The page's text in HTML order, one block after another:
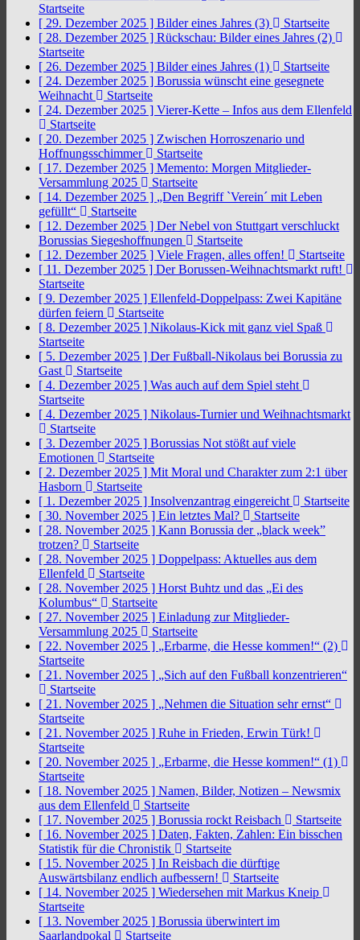
Startseite
[ 29. Dezember 2025 ] Bilder eines Jahres (3)
Startseite
[ 28. Dezember 2025 ] Rückschau: Bilder eines Jahres (2)
Startseite
[ 26. Dezember 2025 ] Bilder eines Jahres (1)
Startseite
[ 24. Dezember 2025 ] Borussia wünscht eine gesegnete
Weihnacht
Startseite
[ 24. Dezember 2025 ] Vierer-Kette – Infos aus dem Ellenfeld
Startseite
[ 20. Dezember 2025 ] Zwischen Horroszenario und
Hoffnungsschimmer
Startseite
[ 17. Dezember 2025 ] Memento: Morgen Mitglieder-
Versammlung 2025
Startseite
[ 14. Dezember 2025 ] „Den Begriff `Verein´ mit Leben
gefüllt“
Startseite
[ 12. Dezember 2025 ] Der Nebel von Stuttgart verschluckt
Borussias Siegeshoffnungen
Startseite
[ 12. Dezember 2025 ] Viele Fragen, alles offen!
Startseite
[ 11. Dezember 2025 ] Der Borussen-Weihnachtsmarkt ruft!
Startseite
[ 9. Dezember 2025 ] Ellenfeld-Doppelpass: Zwei Kapitäne
dürfen feiern
Startseite
[ 8. Dezember 2025 ] Nikolaus-Kick mit ganz viel Spaß
Startseite
[ 5. Dezember 2025 ] Der Fußball-Nikolaus bei Borussia zu
Gast
Startseite
[ 4. Dezember 2025 ] Was auch auf dem Spiel steht
Startseite
[ 4. Dezember 2025 ] Nikolaus-Turnier und Weihnachtsmarkt
Startseite
[ 3. Dezember 2025 ] Borussias Not stößt auf viele
Emotionen
Startseite
[ 2. Dezember 2025 ] Mit Moral und Charakter zum 2:1 über
Hasborn
Startseite
[ 1. Dezember 2025 ] Insolvenzantrag eingereicht
Startseite
[ 30. November 2025 ] Ein letztes Mal?
Startseite
[ 28. November 2025 ] Kann Borussia der „black week”
trotzen?
Startseite
[ 28. November 2025 ] Doppelpass: Aktuelles aus dem
Ellenfeld
Startseite
[ 28. November 2025 ] Horst Buhtz und das „Ei des
Kolumbus“
Startseite
[ 27. November 2025 ] Einladung zur Mitglieder-
Versammlung 2025
Startseite
[ 22. November 2025 ] „Erbarme, die Hesse kommen!“ (2)
Startseite
[ 21. November 2025 ] „Sich auf den Fußball konzentrieren“
Startseite
[ 21. November 2025 ] „Nehmen die Situation sehr ernst“
Startseite
[ 21. November 2025 ] Ruhe in Frieden, Erwin Türk!
Startseite
[ 20. November 2025 ] „Erbarme, die Hesse kommen!“ (1)
Startseite
[ 18. November 2025 ] Namen, Bilder, Notizen – Newsmix
aus dem Ellenfeld
Startseite
[ 17. November 2025 ] Borussia rockt Reisbach
Startseite
[ 16. November 2025 ] Daten, Fakten, Zahlen: Ein bisschen
Statistik für die Chronistik
Startseite
[ 15. November 2025 ] In Reisbach die dürftige
Auswärtsbilanz endlich aufbessern!
Startseite
[ 14. November 2025 ] Wiedersehen mit Markus Kneip
Startseite
[ 13. November 2025 ] Borussia überwintert im
Saarlandpokal
Startseite